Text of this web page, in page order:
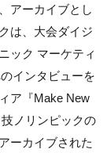
アーカイブとし
は、大会ダイジ
ック マーケティ
インタビューを
ア『Make New
ノリンピックの
ーカイブされた